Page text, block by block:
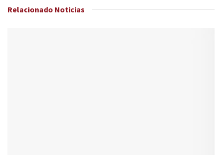
Relacionado Noticias